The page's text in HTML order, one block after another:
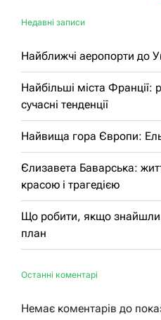
Недавні записи
Найближчі аеропорти до
Найбільші міста Франції:
сучасні тенденції
Найвища гора Європи:
Єлизавета Баварська:
красою і трагедією
Що робити, якщо знайшли
план
Останні коментарі
Немає коментарів до